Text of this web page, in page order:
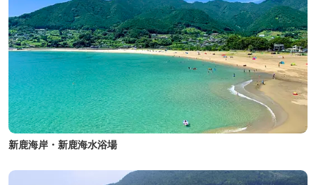
新鹿海岸・新鹿海水浴場